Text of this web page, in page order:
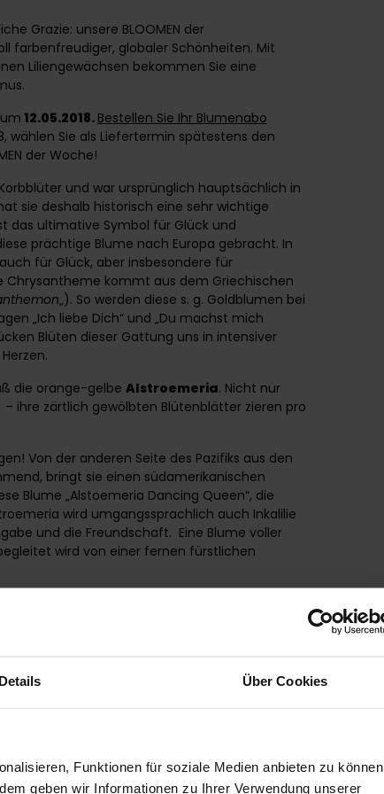
Details Über Cookies
Funktionen für soziale Medien anbieten zu können
geben wir Informationen zu Ihrer Verwendung unserer
Grazie: unsere BLOOMEN der
farbenfreudiger, globaler Schönheiten. Mit
Liliengewächsen bekommen Sie eine
12.05.2018. Bestellen Sie Ihr Blumenabo
wählen Sie als Liefertermin spätestens den
der Woche!
und war ursprünglich hauptsächlich in
sie deshalb historisch eine sehr wichtige
das ultimative Symbol für Glück und
prächtige Blume nach Europa gebracht. In
für Glück, aber insbesondere für
Chrysantheme kommt aus dem Griechischen
„). So werden diese s. g. Goldblumen bei
„Ich liebe Dich“ und „Du machst mich
Blüten dieser Gattung uns in intensiver
die orange-gelbe Alstroemeria. Nicht nur
ihre zärtlich gewölbten Blütenblätter zieren pro
Von der anderen Seite des Pazifiks aus den
bringt sie einen südamerikanischen
Blume „Alstoemeria Dancing Queen“, die
wird umgangssprachlich auch Inkalilie
und die Freundschaft. Eine Blume voller
wird von einer fernen fürstlichen
findet ihren Ursprung in China und
Pflege blühen die Lilien sogar bis zu 16
außergewöhnlich ist, dass diese Gattung kaum
zimtigen Duft seiner Blätter. Der